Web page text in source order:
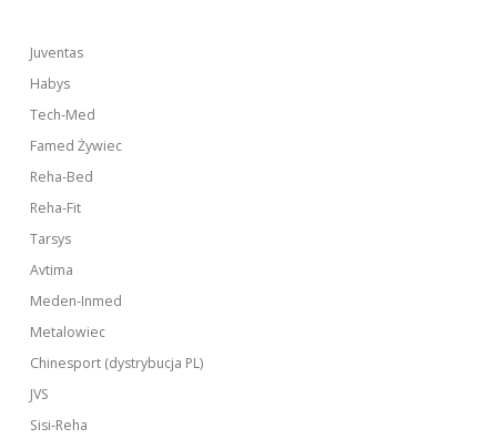
Juventas
Habys
Tech-Med
Famed Żywiec
Reha-Bed
Reha-Fit
Tarsys
Avtima
Meden-Inmed
Metalowiec
Chinesport (dystrybucja PL)
JVS
Sisi-Reha